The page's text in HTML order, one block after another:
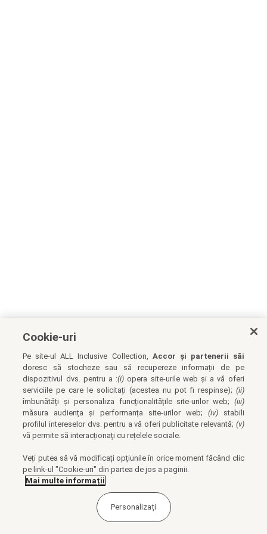
Cookie-uri
Pe site-ul ALL Inclusive Collection, Accor și partenerii săi
doresc să stocheze sau să recupereze informații de pe
dispozitivul dvs. pentru a :(i) opera site-urile web și a vă oferi
serviciile pe care le solicitați (acestea nu pot fi respinse); (ii)
îmbunătăți și personaliza funcționalitățile site-urilor web; (iii)
măsura audiența și performanța site-urilor web; (iv)stabili
profilul intereselor dvs. pentru a vă oferi publicitate relevantă; (v)
vă permite să interacționați cu rețelele sociale.
Veți putea să vă modificați opțiunile în orice moment făcând clic
pe link-ul "Cookie-uri" din partea de jos a paginii.
Mai multe informații
Personalizați